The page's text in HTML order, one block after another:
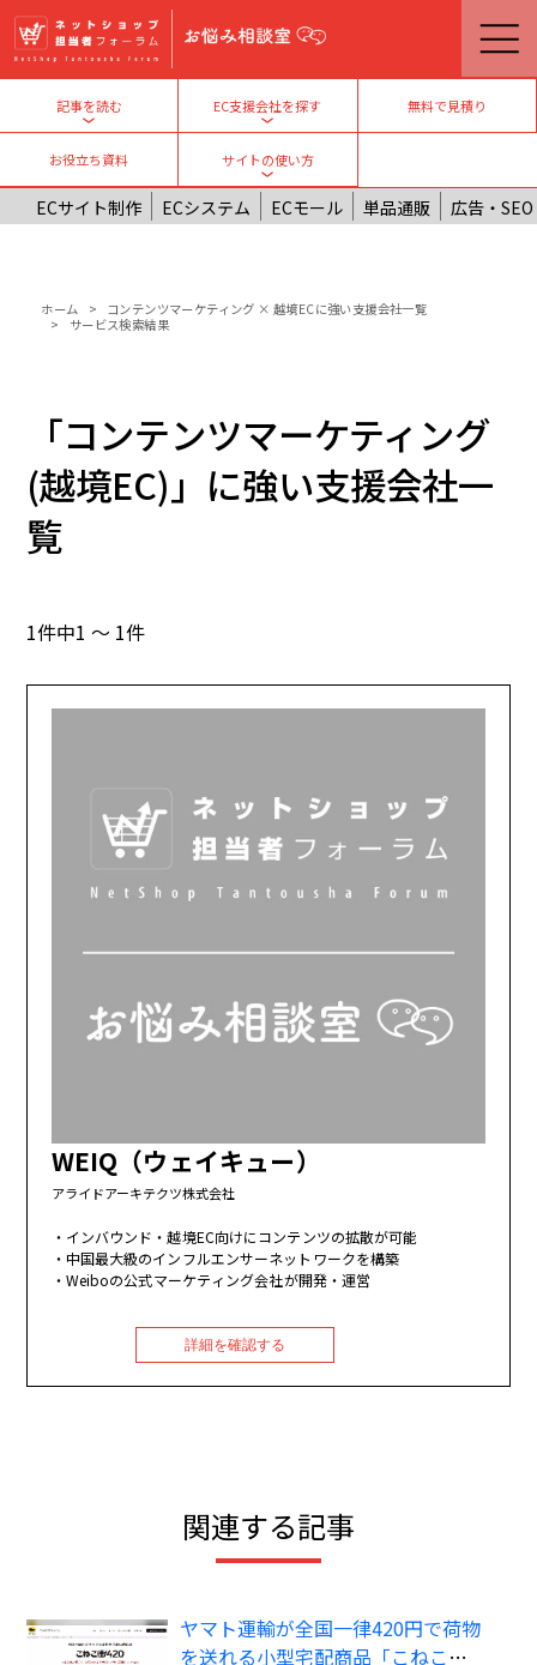
メインコンテンツに移動
記事を読む
Toggle submenu
EC支援会社を探す
Toggle submenu
無料で見積り
お役立ち資料
サイトの使い方
Toggle submenu
ECサイト制作 ECシステム ECモール 単品通販 広告・SEO
パンくず
ホーム
コンテンツマーケティング × 越境ECに強い支援会社一覧
サービス検索結果
「コンテンツマーケティング
(越境EC)」に強い支援会社一
覧
1件中1 ～ 1件
WEIQ（ウェイキュー）
アライドアーキテクツ株式会社
インバウンド・越境EC向けにコンテンツの拡散が可能
中国最大級のインフルエンサーネットワークを構築
Weiboの公式マーケティング会社が開発・運営
詳細を確認する
関連する記事
ヤマト運輸が全国一律420円で荷物
を送れる小型宅配商品「こねこ便